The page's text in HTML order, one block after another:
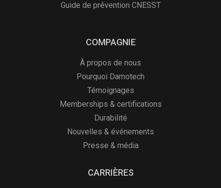
Guide de prévention CNESST
COMPAGNIE
À propos de nous
Pourquoi Damotech
Témoignages
Memberships & certifications
Durabilité
Nouvelles & événements
Presse & média
CARRIÈRES